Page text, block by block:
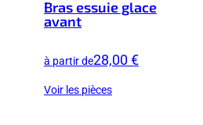
Bras essuie glace
avant
à partir de28,00 €
Voir les pièces